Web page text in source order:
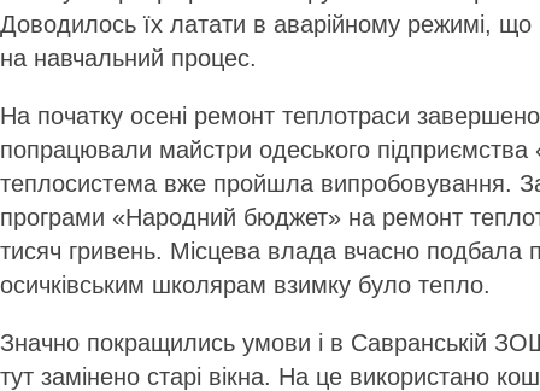
Доводилось їх латати в аварійному режимі,
на навчальний процес.
На початку осені ремонт теплотраси
попрацювали майстри одеського
теплосистема вже пройшла випробовування.
програми «Народний бюджет» на ремонт
тисяч гривень. Місцева влада вчасно подбала
осичківським школярам взимку було тепло.
Значно покращились умови і в Савранській ЗОШ
тут замінено старі вікна. На це використано